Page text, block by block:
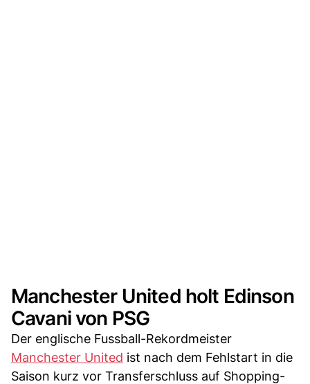
Manchester United holt Edinson
Cavani von PSG
Der englische Fussball-Rekordmeister
Manchester United ist nach dem Fehlstart in die
Saison kurz vor Transferschluss auf Shopping-